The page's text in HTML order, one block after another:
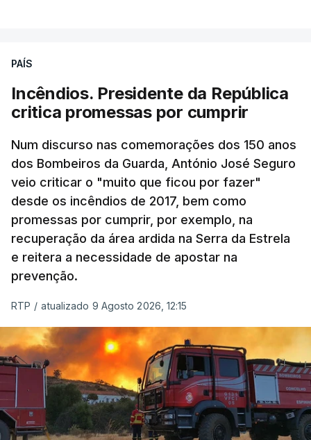
PAÍS
Incêndios. Presidente da República
critica promessas por cumprir
Num discurso nas comemorações dos 150 anos
dos Bombeiros da Guarda, António José Seguro
veio criticar o "muito que ficou por fazer"
desde os incêndios de 2017, bem como
promessas por cumprir, por exemplo, na
recuperação da área ardida na Serra da Estrela
e reitera a necessidade de apostar na
prevenção.
RTP / atualizado 9 Agosto 2026, 12:15